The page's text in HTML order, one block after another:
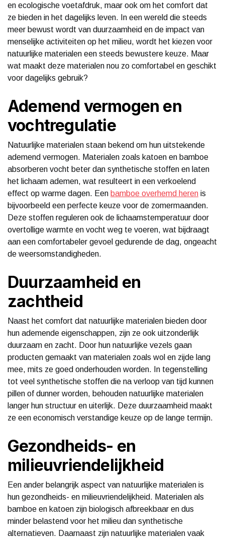
en ecologische voetafdruk, maar ook om het comfort dat
ze bieden in het dagelijks leven. In een wereld die steeds
meer bewust wordt van duurzaamheid en de impact van
menselijke activiteiten op het milieu, wordt het kiezen voor
natuurlijke materialen een steeds bewustere keuze. Maar
wat maakt deze materialen nou zo comfortabel en geschikt
voor dagelijks gebruik?
Ademend vermogen en
vochtregulatie
Natuurlijke materialen staan bekend om hun uitstekende
ademend vermogen. Materialen zoals katoen en bamboe
absorberen vocht beter dan synthetische stoffen en laten
het lichaam ademen, wat resulteert in een verkoelend
effect op warme dagen. Een bamboe overhemd heren is
bijvoorbeeld een perfecte keuze voor de zomermaanden.
Deze stoffen reguleren ook de lichaamstemperatuur door
overtollige warmte en vocht weg te voeren, wat bijdraagt
aan een comfortabeler gevoel gedurende de dag, ongeacht
de weersomstandigheden.
Duurzaamheid en
zachtheid
Naast het comfort dat natuurlijke materialen bieden door
hun ademende eigenschappen, zijn ze ook uitzonderlijk
duurzaam en zacht. Door hun natuurlijke vezels gaan
producten gemaakt van materialen zoals wol en zijde lang
mee, mits ze goed onderhouden worden. In tegenstelling
tot veel synthetische stoffen die na verloop van tijd kunnen
pillen of dunner worden, behouden natuurlijke materialen
langer hun structuur en uiterlijk. Deze duurzaamheid maakt
ze een economisch verstandige keuze op de lange termijn.
Gezondheids- en
milieuvriendelijkheid
Een ander belangrijk aspect van natuurlijke materialen is
hun gezondheids- en milieuvriendelijkheid. Materialen als
bamboe en katoen zijn biologisch afbreekbaar en dus
minder belastend voor het milieu dan synthetische
alternatieven. Daarnaast zijn natuurlijke materialen vaak